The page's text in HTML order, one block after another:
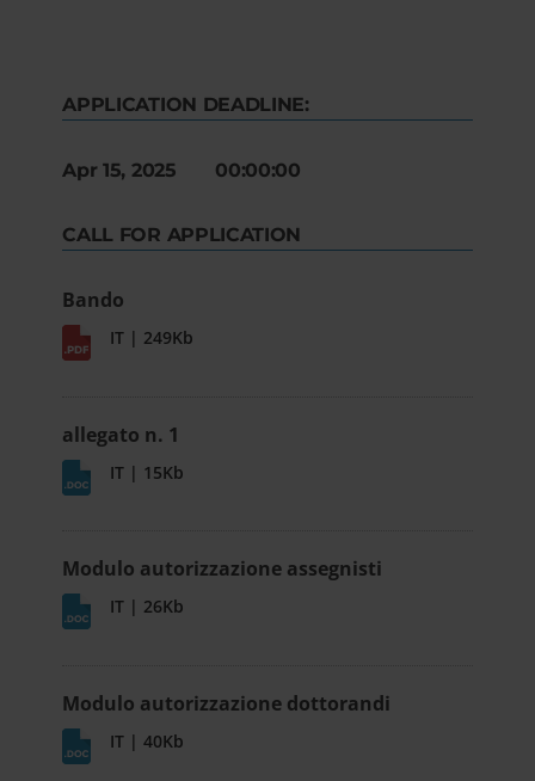
APPLICATION DEADLINE:
Apr 15, 2025 00:00:00
CALL FOR APPLICATION
Bando
IT | 249Kb
allegato n. 1
IT | 15Kb
Modulo autorizzazione assegnisti
IT | 26Kb
Modulo autorizzazione dottorandi
IT | 40Kb